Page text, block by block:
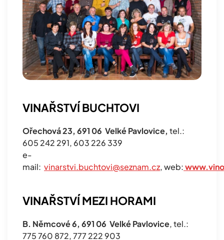
VINAŘSTVÍ BUCHTOVI
Ořechová 23, 691 06 Velké Pavlovice, tel.:
605 242 291, 603 226 339
e-
mail: vinarstvi.buchtovi@seznam.cz, web:
VINAŘSTVÍ MEZI HORAMI
B. Němcové 6, 691 06 Velké Pavlovice, tel.:
775 760 872, 777 222 903